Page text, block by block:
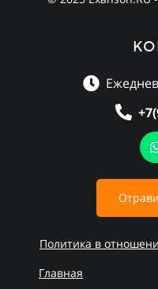
Политика в
Главная